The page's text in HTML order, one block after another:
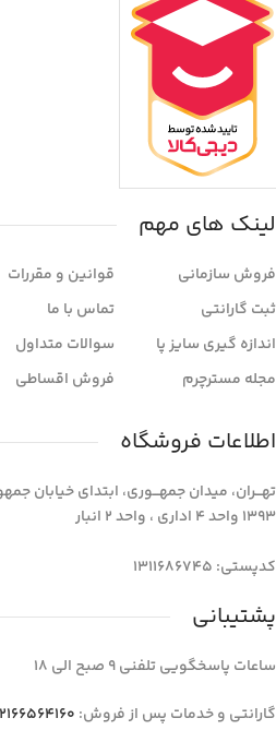
لینک های مهم
فروش سازمانی
ثبت گارانتی
اندازه گیری سایز پا
مجله مسترچرم
قوانین و مقررات
تماس با ما
سوالات متداول
فروش اقساطی
اطلاعات فروشگاه
تهـــران، میدان جمهـــوری، ابتدای
1393 واحد 4 اداری ، واحد 2 انبار
کدپستی: 1311686745
پشتیبانی
ساعات پاسخگویی تلفنی 9 صبح الی 18
گارانتی و خدمات پس از فروش: